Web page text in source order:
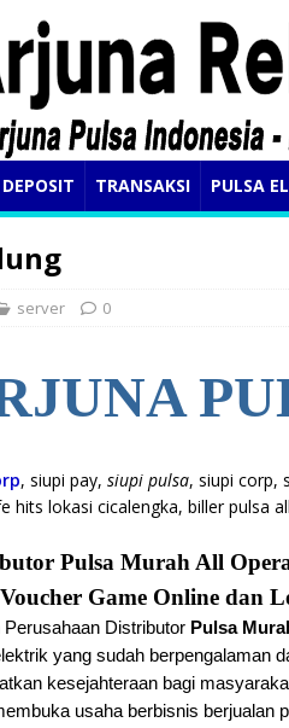
DEPOSIT TRANSAKSI PULSA
server 0
, siupi pay, siupi pulsa, siupi corp,
hits lokasi cicalengka, biller pulsa
Pulsa Murah All
Game Online dan
Perusahaan Distributor Pulsa
yang sudah berpengalaman
kesejahteraan bagi
usaha berbisnis berjualan